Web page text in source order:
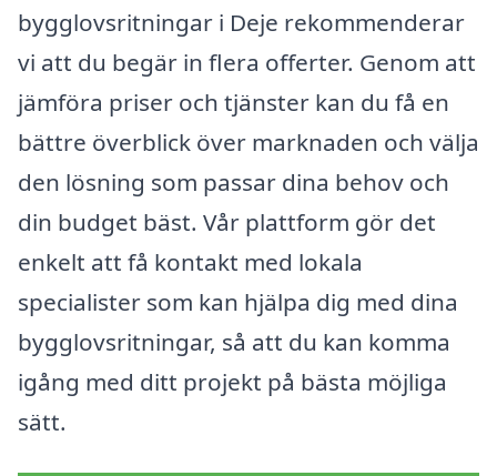
bygglovsritningar i Deje rekommenderar
vi att du begär in flera offerter. Genom att
jämföra priser och tjänster kan du få en
bättre överblick över marknaden och välja
den lösning som passar dina behov och
din budget bäst. Vår plattform gör det
enkelt att få kontakt med lokala
specialister som kan hjälpa dig med dina
bygglovsritningar, så att du kan komma
igång med ditt projekt på bästa möjliga
sätt.